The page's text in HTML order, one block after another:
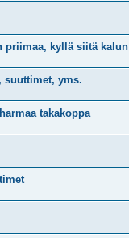
priimaa, kyllä siitä
suuttimet, yms.
takakoppa